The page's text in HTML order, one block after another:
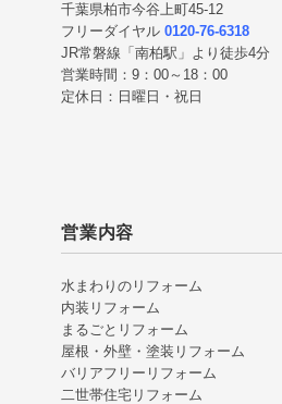
千葉県柏市今谷上町45-12
フリーダイヤル 0120-76-6318
JR常磐線「南柏駅」より徒歩4分
営業時間：9：00～18：00
定休日：日曜日・祝日
営業内容
水まわりのリフォーム
内装リフォーム
まるごとリフォーム
屋根・外壁・塗装リフォーム
バリアフリーリフォーム
二世帯住宅リフォーム